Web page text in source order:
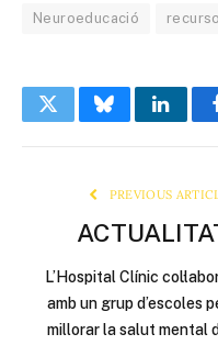
Neuroeducació
TwitterBluesky
PREVIOUS
L’Hospital Clínic
amb un grup d’escoles
millorar la salut mental